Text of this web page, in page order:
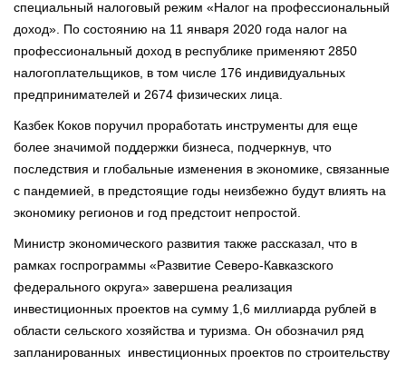
специальный налоговый режим «Налог на профессиональный
доход». По состоянию на 11 января 2020 года налог на
профессиональный доход в республике применяют 2850
налогоплательщиков, в том числе 176 индивидуальных
предпринимателей и 2674 физических лица.
Казбек Коков поручил проработать инструменты для еще
более значимой поддержки бизнеса, подчеркнув, что
последствия и глобальные изменения в экономике, связанные
с пандемией, в предстоящие годы неизбежно будут влиять на
экономику регионов и год предстоит непростой.
Министр экономического развития также рассказал, что в
рамках госпрограммы «Развитие Северо-Кавказского
федерального округа» завершена реализация
инвестиционных проектов на сумму 1,6 миллиарда рублей в
области сельского хозяйства и туризма. Он обозначил ряд
запланированных инвестиционных проектов по строительству